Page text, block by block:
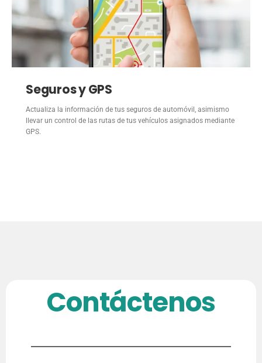
Seguros y GPS
Actualiza la información de tus seguros de automóvil, asimismo
llevar un control de las rutas de tus vehículos asignados mediante
GPS.
Contáctenos